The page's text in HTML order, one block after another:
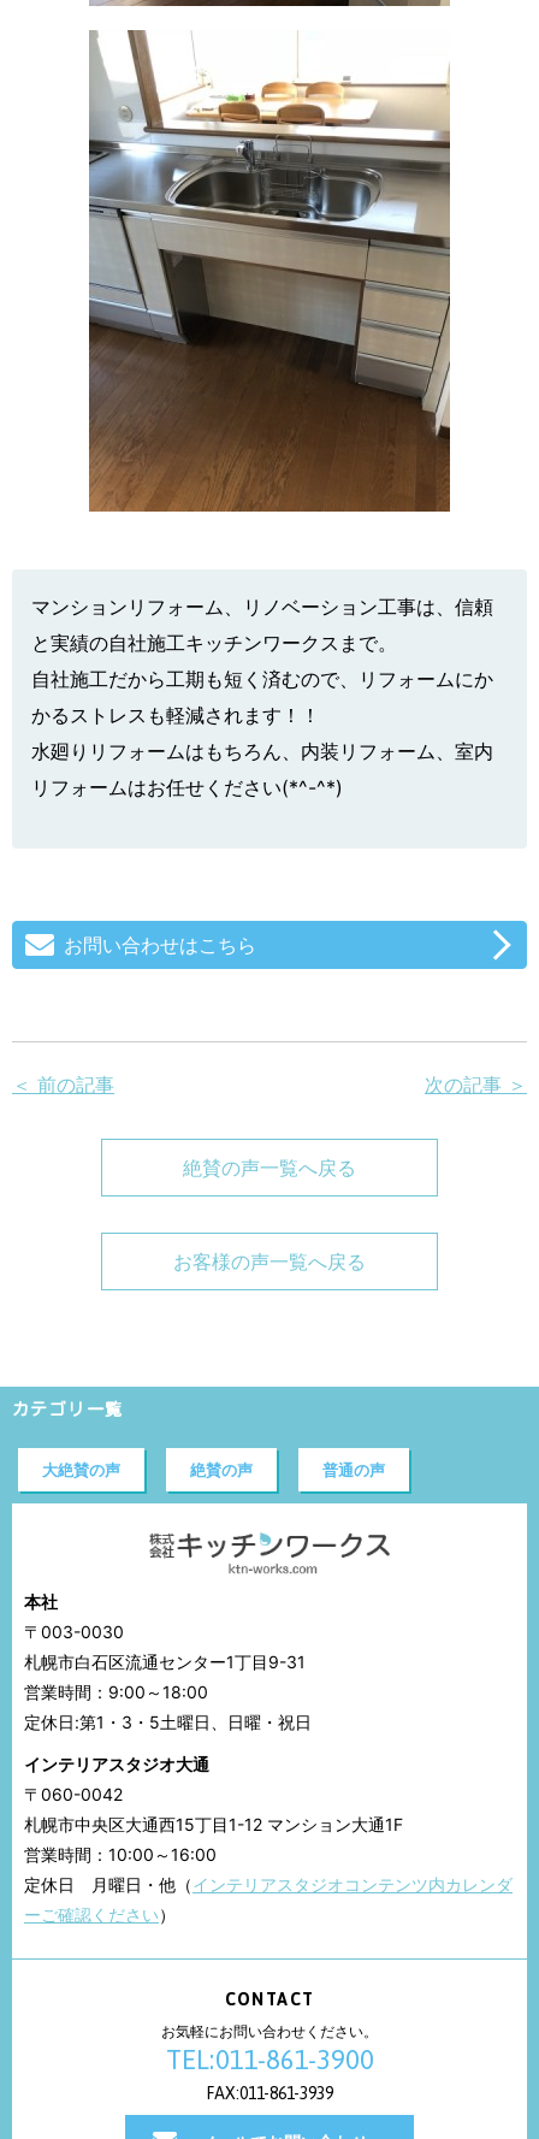
マンションリフォーム、リノベーション工事は、信頼
と実績の自社施工キッチンワークスまで。
自社施工だから工期も短く済むので、リフォームにか
かるストレスも軽減されます！！
水廻りリフォームはもちろん、内装リフォーム、室内
リフォームはお任せください(*^-^*)
お問い合わせはこちら
＜ 前の記事 次の記事 ＞
絶賛の声一覧へ戻る
お客様の声一覧へ戻る
カテゴリ一覧
大絶賛の声 絶賛の声 普通の声
本社
〒003-0030
札幌市白石区流通センター1丁目9-31
営業時間：9:00～18:00
定休日:第1・3・5土曜日、日曜・祝日
インテリアスタジオ大通
〒060-0042
札幌市中央区大通西15丁目1-12 マンション大通1F
営業時間：10:00～16:00
定休日 月曜日・他（インテリアスタジオコンテンツ内カレンダ
ーご確認ください）
CONTACT
お気軽にお問い合わせください。
TEL:011-861-3900
FAX:011-861-3939